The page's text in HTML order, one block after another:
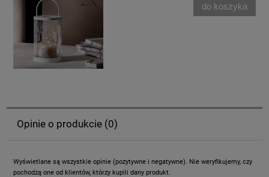
do koszyka
Opinie o produkcie (0)
Wyświetlane są wszystkie opinie (pozytywne i negatywne). Nie weryfikujemy, czy
pochodzą one od klientów, którzy kupili dany produkt.